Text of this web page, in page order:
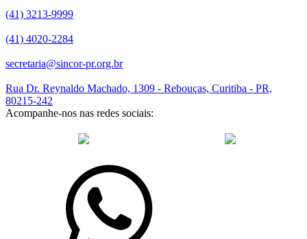
(41) 3213-9999
(41) 4020-2284
secretaria@sincor-pr.org.br
Rua Dr. Reynaldo Machado, 1309 - Rebouças, Curitiba - PR,
80215-242
Acompanhe-nos nas redes sociais: